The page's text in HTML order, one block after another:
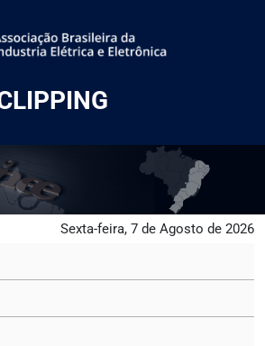
Sexta-feira, 7 de Agosto de 2026